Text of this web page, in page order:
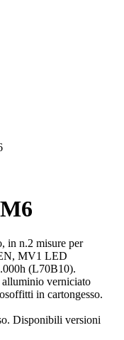
in n.2 misure per
MV1 LED
(L70B10).
verniciato
in cartongesso.
Disponibili versioni